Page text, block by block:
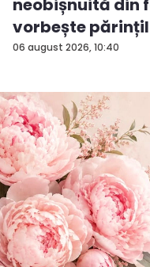
06 august 2026, 10:40
neobișnuită din
vorbește